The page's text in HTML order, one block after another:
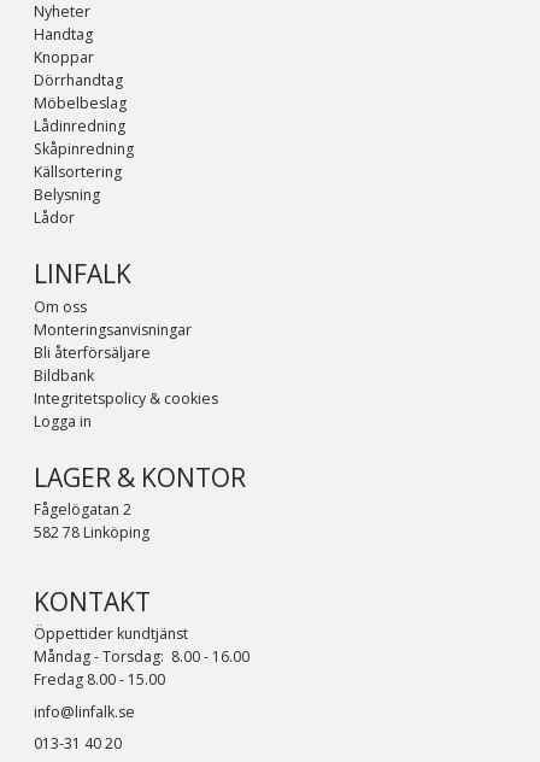
Nyheter
Handtag
Knoppar
Dörrhandtag
Möbelbeslag
Lådinredning
Skåpinredning
Källsortering
Belysning
Lådor
LINFALK
Om oss
Monteringsanvisningar
Bli återförsäljare
Bildbank
Integritetspolicy & cookies
Logga in
LAGER & KONTOR
Fågelögatan 2
582 78 Linköping
KONTAKT
Öppettider kundtjänst
Måndag - Torsdag: 8.00 - 16.00
Fredag 8.00 - 15.00
info@linfalk.se
013-31 40 20